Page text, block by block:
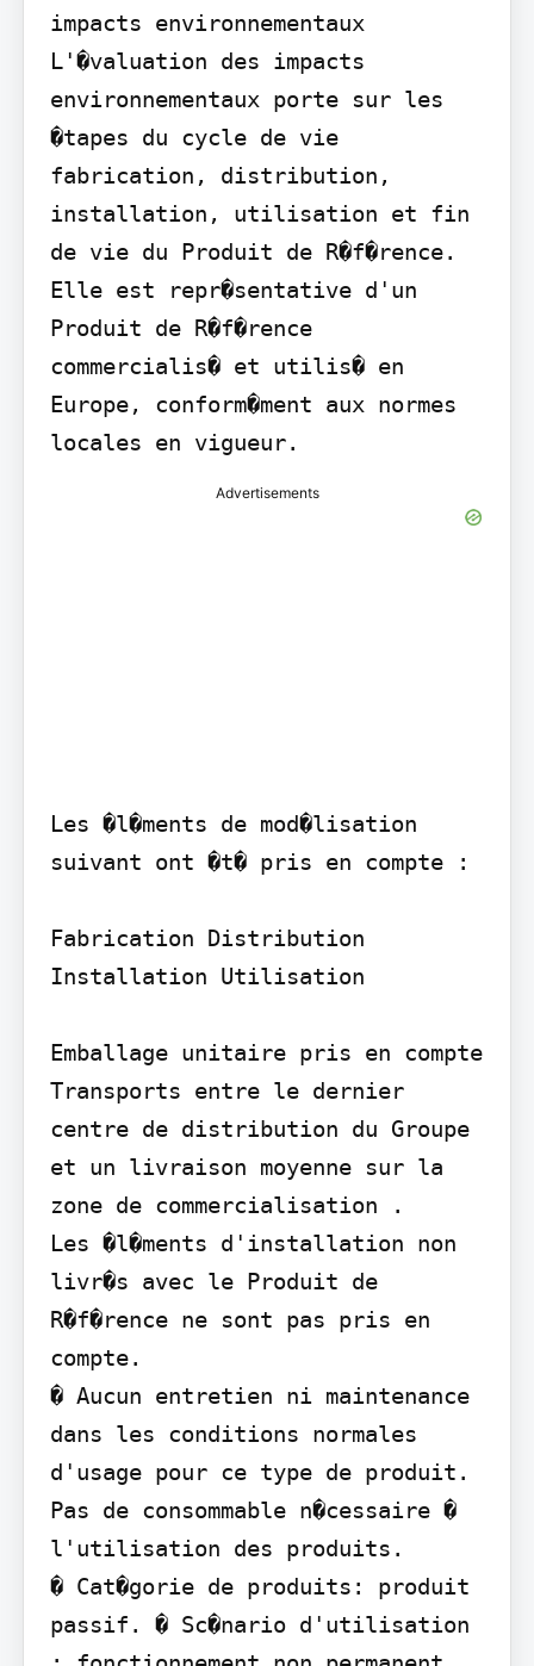
impacts environnementaux
L'�valuation des impacts
environnementaux porte sur les
�tapes du cycle de vie
fabrication, distribution,
installation, utilisation et fin
de vie du Produit de R�f�rence.
Elle est repr�sentative d'un
Produit de R�f�rence
commercialis� et utilis� en
Europe, conform�ment aux normes
locales en vigueur.
Advertisements
Les �l�ments de mod�lisation
suivant ont �t� pris en compte :
Fabrication Distribution
Installation Utilisation
Emballage unitaire pris en compte
Transports entre le dernier
centre de distribution du Groupe
et un livraison moyenne sur la
zone de commercialisation .
Les �l�ments d'installation non
livr�s avec le Produit de
R�f�rence ne sont pas pris en
compte.
� Aucun entretien ni maintenance
dans les conditions normales
d'usage pour ce type de produit.
Pas de consommable n�cessaire �
l'utilisation des produits.
� Cat�gorie de produits: produit
passif. � Sc�nario d'utilisation